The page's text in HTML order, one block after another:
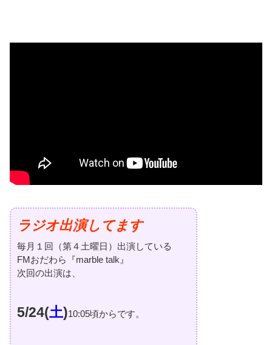
ラジオ出演してます
毎月１回（第４土曜日）出演している
FMおだわら『marble talk』
次回の出演は、
5/24(土)10:05頃からです。